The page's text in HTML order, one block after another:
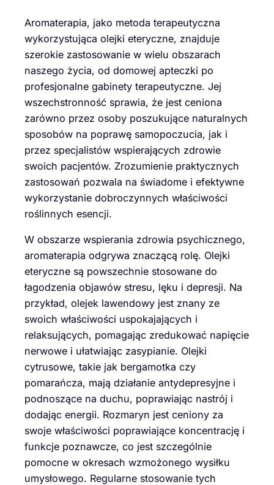
Aromaterapia, jako metoda terapeutyczna
wykorzystująca olejki eteryczne, znajduje
szerokie zastosowanie w wielu obszarach
naszego życia, od domowej apteczki po
profesjonalne gabinety terapeutyczne. Jej
wszechstronność sprawia, że jest ceniona
zarówno przez osoby poszukujące naturalnych
sposobów na poprawę samopoczucia, jak i
przez specjalistów wspierających zdrowie
swoich pacjentów. Zrozumienie praktycznych
zastosowań pozwala na świadome i efektywne
wykorzystanie dobroczynnych właściwości
roślinnych esencji.
W obszarze wspierania zdrowia psychicznego,
aromaterapia odgrywa znaczącą rolę. Olejki
eteryczne są powszechnie stosowane do
łagodzenia objawów stresu, lęku i depresji. Na
przykład, olejek lawendowy jest znany ze
swoich właściwości uspokajających i
relaksujących, pomagając zredukować napięcie
nerwowe i ułatwiając zasypianie. Olejki
cytrusowe, takie jak bergamotka czy
pomarańcza, mają działanie antydepresyjne i
podnoszące na duchu, poprawiając nastrój i
dodając energii. Rozmaryn jest ceniony za
swoje właściwości poprawiające koncentrację i
funkcje poznawcze, co jest szczególnie
pomocne w okresach wzmożonego wysiłku
umysłowego. Regularne stosowanie tych